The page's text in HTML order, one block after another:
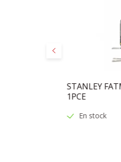
Précédent
STANLEY
1PCE
En stock